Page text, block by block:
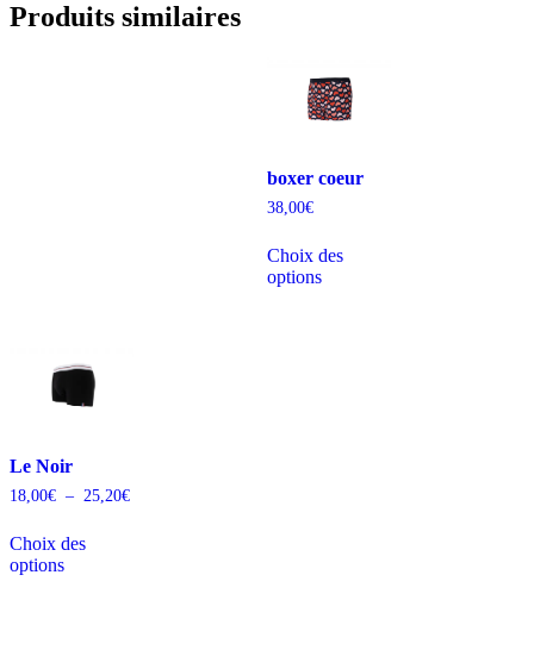
Produits similaires
boxer coeur
38,00€
Choix des
options
Le Noir
18,00€ – 25,20€
Choix des
options